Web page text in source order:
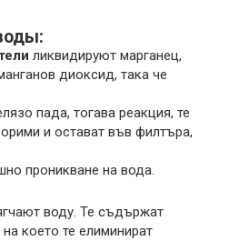
ликвидируют марганец,
диоксид, така че
пада, тогава реакция, те
и остават във филтъра,
проникване на вода.
воду. Те съдържат
което те елиминират